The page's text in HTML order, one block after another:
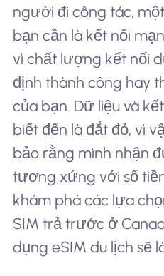
người đi công tác,
bạn cần là kết nối
vì chất lượng kết nối
định thành công hay
của bạn. Dữ liệu và
biết đến là đắt đỏ, vì
bảo rằng mình nhận
tương xứng với số
khám phá các lựa
SIM trả trước ở
dụng eSIM du lịch sẽ